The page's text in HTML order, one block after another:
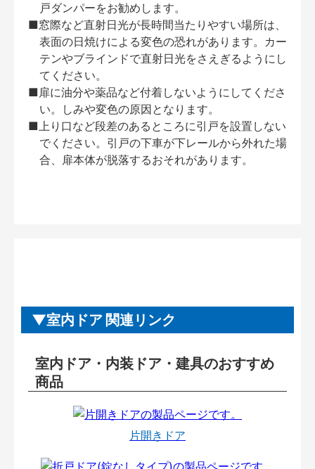
戸ダンパーをお勧めします。
■窓際など直射日光が長時間当たりやすい場所は、
表面の日焼けによる変色の恐れがあります。カー
テンやブラインドで直射日光をさえぎるようにし
てください。
■扉に油分や薬品など付着しないようにしてくださ
い。しみや変色の原因となります。
■上り口など段差のあるところに引戸を設置しない
でください。引戸の下車が下レールから外れた場
合、扉本体が脱落するおそれがあります。
室内ドア 関連リンク
室内ドア・内装ドア・建具のおすすめ
商品
片開きドア